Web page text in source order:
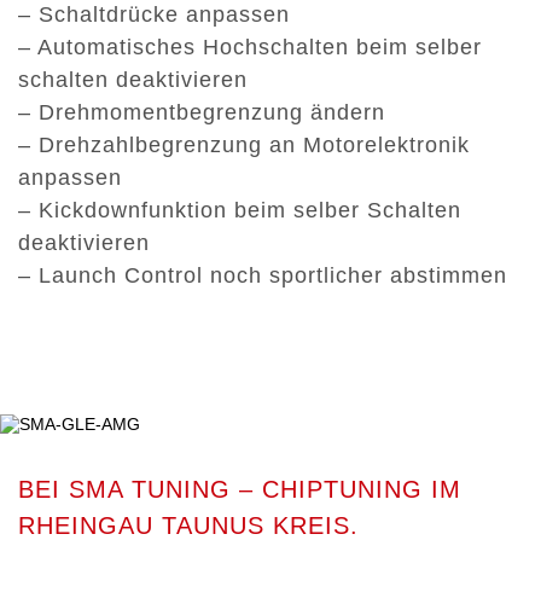
– Schaltdrücke anpassen
– Automatisches Hochschalten beim selber
schalten deaktivieren
– Drehmomentbegrenzung ändern
– Drehzahlbegrenzung an Motorelektronik
anpassen
– Kickdownfunktion beim selber Schalten
deaktivieren
– Launch Control noch sportlicher abstimmen
BEI SMA TUNING – CHIPTUNING IM
RHEINGAU TAUNUS KREIS.